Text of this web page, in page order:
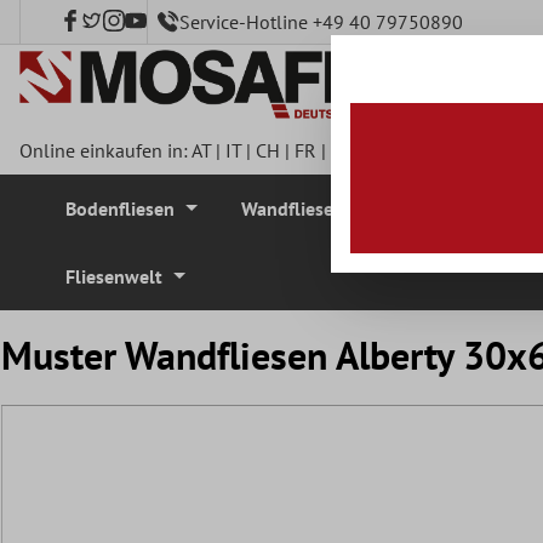
springen Service-Hotline +49 40 79750890
Online einkaufen in:AT| IT| CH | FR |
Bodenfliesen Wandfliesen
Fliesenwelt
Muster Wandfliesen Alberty